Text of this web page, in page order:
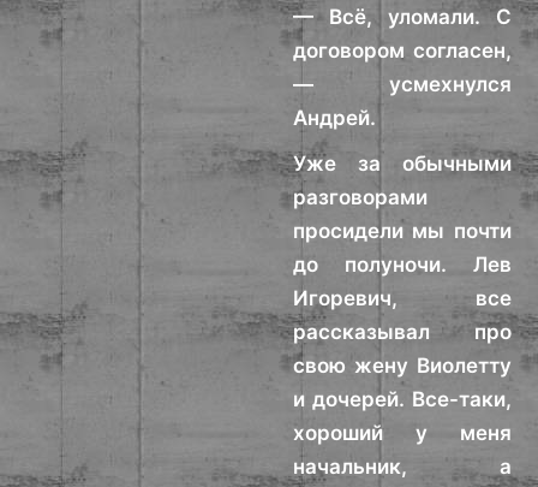
— Всё, уломали. С
договором согласен,
— усмехнулся
Андрей.
Уже за обычными
разговорами
просидели мы почти
до полуночи. Лев
Игоревич, все
рассказывал про
свою жену Виолетту
и дочерей. Все-таки,
хороший у меня
начальник, а